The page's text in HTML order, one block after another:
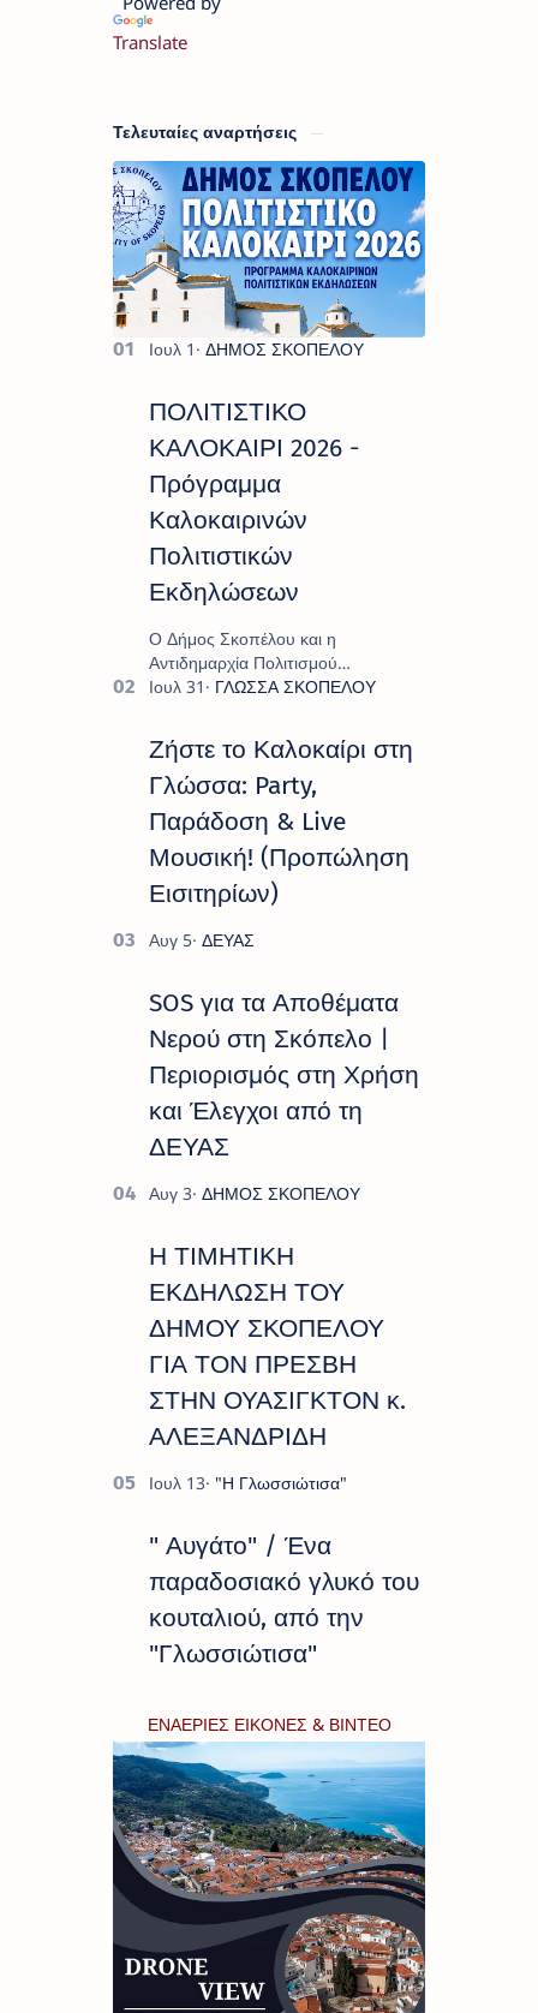
Translate
Τελευταίες αναρτήσεις
ΠΟΛΙΤΙΣΤΙΚΟ
ΚΑΛΟΚΑΙΡΙ 2026 -
Πρόγραμμα
Καλοκαιρινών
Πολιτιστικών
Εκδηλώσεων
Ο Δήμος Σκοπέλου και η
Αντιδημαρχία Πολιτισμού
παρουσιάζουν το πρόγραμμα «
πρόγραμμα εκδ…
Ζήστε το Καλοκαίρι στη
Γλώσσα: Party,
Παράδοση & Live
Μουσική! (Προπώληση
Εισιτηρίων)
SOS για τα Αποθέματα
Νερού στη Σκόπελο |
Περιορισμός στη Χρήση
και Έλεγχοι από τη
ΔΕΥΑΣ
Η ΤΙΜΗΤΙΚΗ
ΕΚΔΗΛΩΣΗ ΤΟΥ
ΔΗΜΟΥ ΣΚΟΠΕΛΟΥ
ΓΙΑ ΤΟΝ ΠΡΕΣΒΗ
ΣΤΗΝ ΟΥΑΣΙΓΚΤΟΝ κ.
ΑΛΕΞΑΝΔΡΙΔΗ
" Αυγάτο" / Ένα
παραδοσιακό γλυκό του
κουταλιού, από την
"Γλωσσιώτισα"
ΕΝΑΕΡΙΕΣ ΕΙΚΟΝΕΣ & ΒΙΝΤΕΟ